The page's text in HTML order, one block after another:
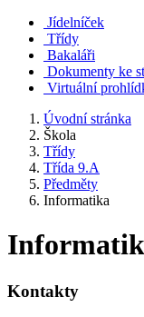
Jídelníček
Třídy
Bakaláři
Dokumenty ke
Virtuální
Úvodní stránka
Škola
Třídy
Třída 9.A
Předměty
Informatika
Kontakty